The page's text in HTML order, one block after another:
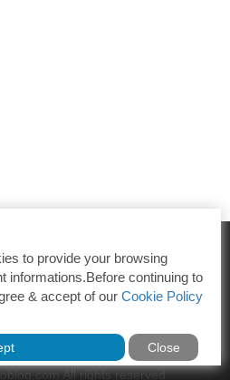
All rights reserved.
to provide your browsing
informations.Before continuing to
& accept of our Cookie Policy
Close